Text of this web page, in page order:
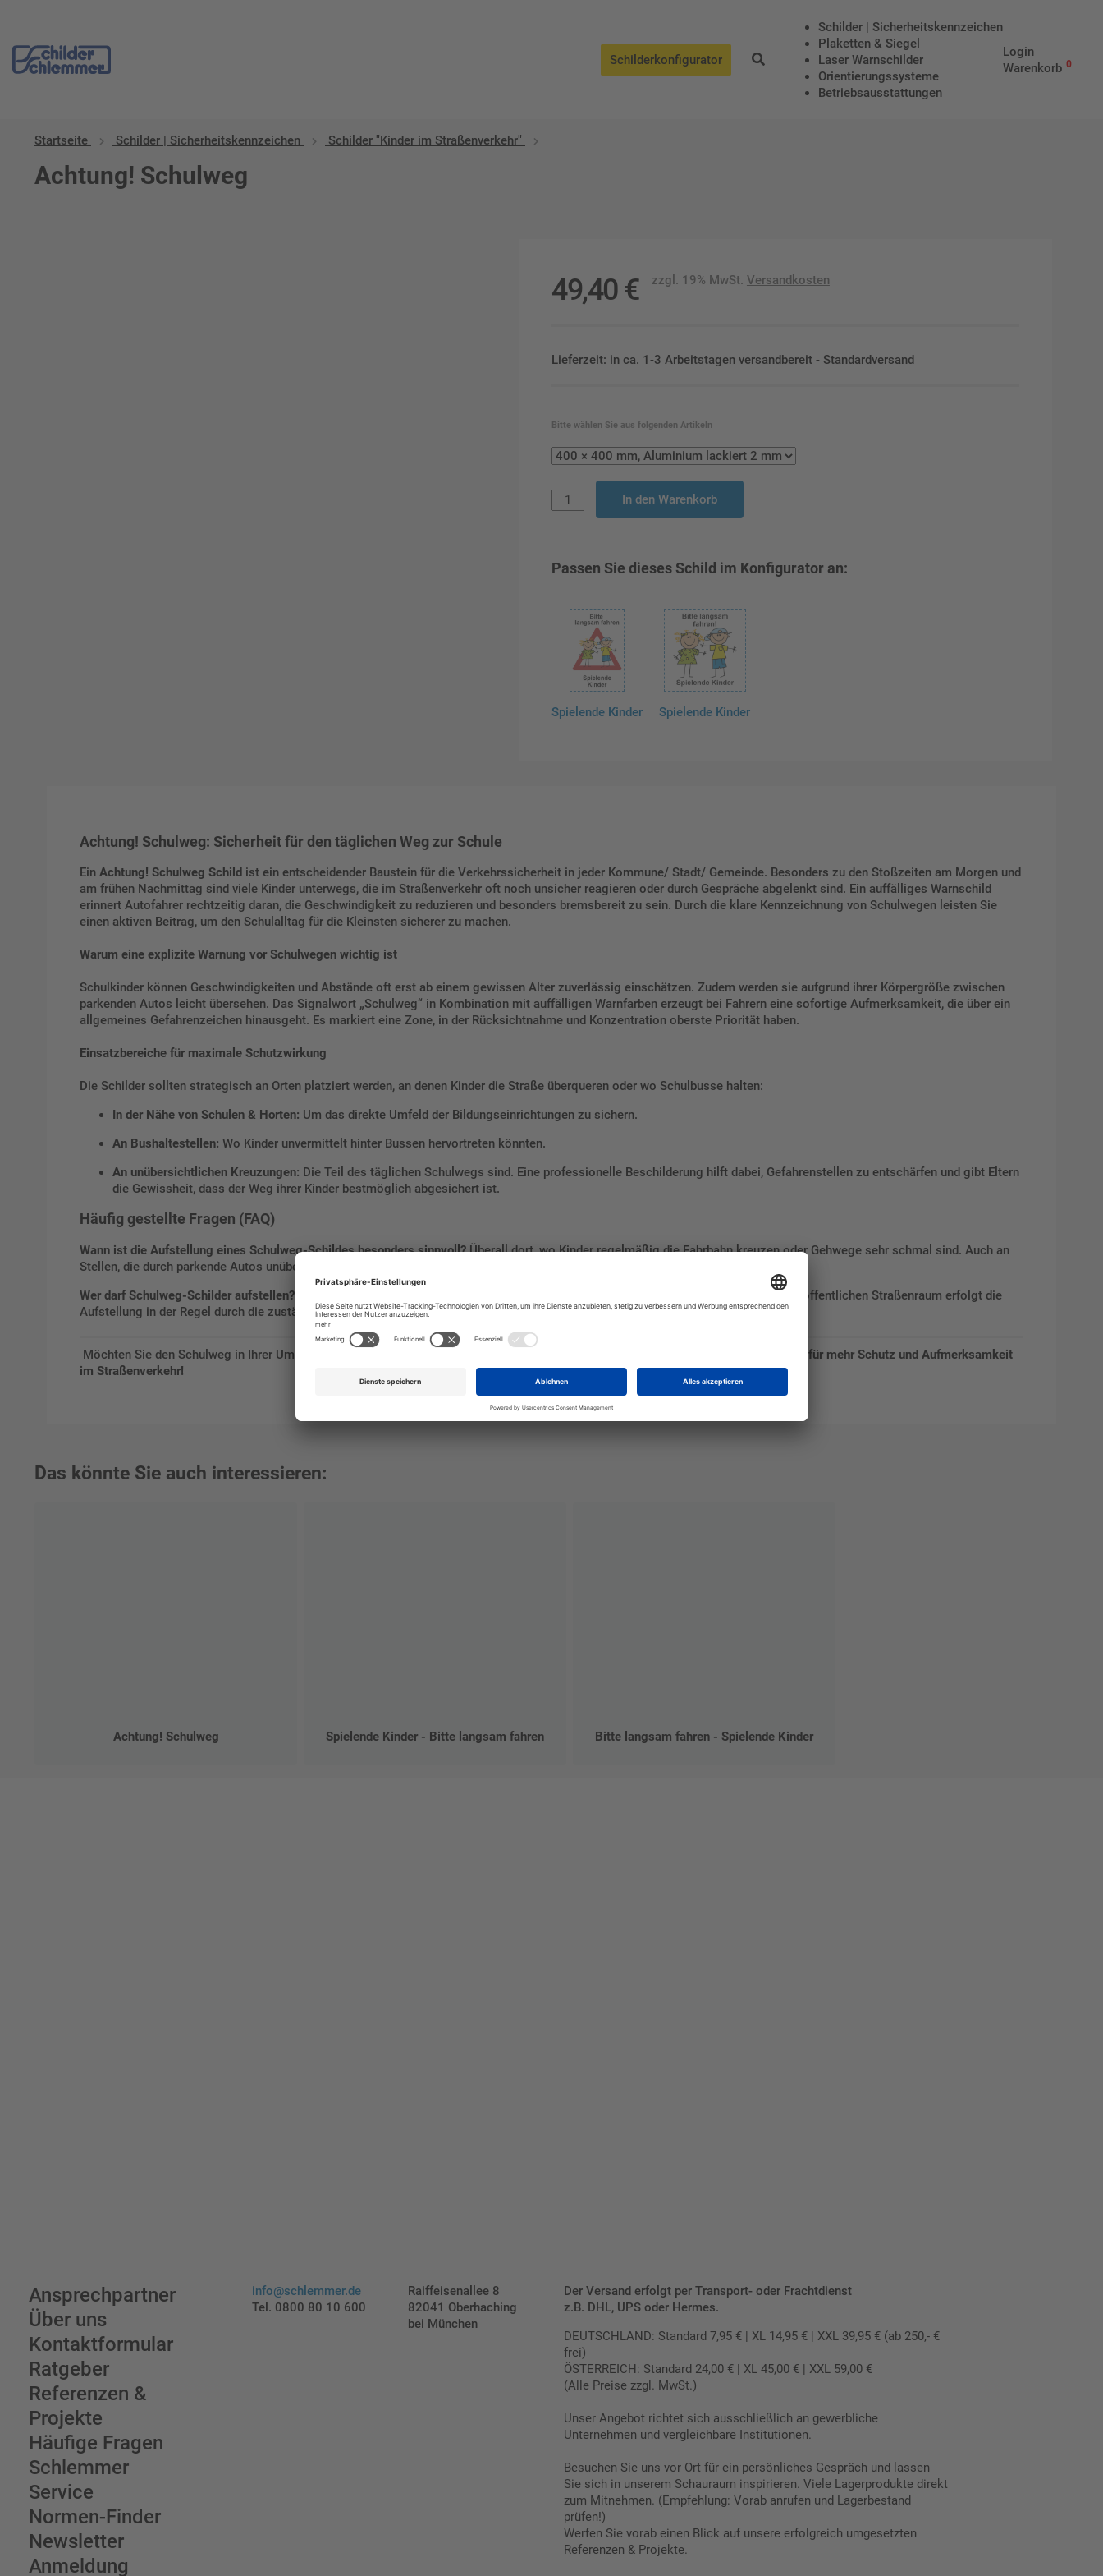
Schilderkonfigurator
Schilder | Sicherheitskennzeichen
Plaketten & Siegel
Laser Warnschilder
Orientierungssysteme
Betriebs­aus­stattungen
Login
Warenkorb 0
Startseite Schilder | Sicherheitskennzeichen Schilder "Kinder im Straßenverkehr"
Achtung! Schulweg
49,40 € zzgl. 19% MwSt. Versandkosten
Lieferzeit: in ca. 1-3 Arbeitstagen versandbereit - Standardversand
Bitte wählen Sie aus folgenden Artikeln
In den Warenkorb
Passen Sie dieses Schild im Konfigurator an:
Spielende Kinder Spielende Kinder
Achtung! Schulweg: Sicherheit für den täglichen Weg zur Schule
Ein Achtung! Schulweg Schild ist ein entscheidender Baustein für die Verkehrssicherheit in jeder Kommune/ Stadt/ Gemeinde. Besonders zu den Stoßzeiten am Morgen und
am frühen Nachmittag sind viele Kinder unterwegs, die im Straßenverkehr oft noch unsicher reagieren oder durch Gespräche abgelenkt sind. Ein auffälliges Warnschild
erinnert Autofahrer rechtzeitig daran, die Geschwindigkeit zu reduzieren und besonders bremsbereit zu sein. Durch die klare Kennzeichnung von Schulwegen leisten Sie
einen aktiven Beitrag, um den Schulalltag für die Kleinsten sicherer zu machen.
Warum eine explizite Warnung vor Schulwegen wichtig ist
Schulkinder können Geschwindigkeiten und Abstände oft erst ab einem gewissen Alter zuverlässig einschätzen. Zudem werden sie aufgrund ihrer Körpergröße zwischen
parkenden Autos leicht übersehen. Das Signalwort „Schulweg“ in Kombination mit auffälligen Warnfarben erzeugt bei Fahrern eine sofortige Aufmerksamkeit, die über ein
allgemeines Gefahrenzeichen hinausgeht. Es markiert eine Zone, in der Rücksichtnahme und Konzentration oberste Priorität haben.
Einsatzbereiche für maximale Schutzwirkung
Die Schilder sollten strategisch an Orten platziert werden, an denen Kinder die Straße überqueren oder wo Schulbusse halten:
In der Nähe von Schulen & Horten: Um das direkte Umfeld der Bildungseinrichtungen zu sichern.
An Bushaltestellen: Wo Kinder unvermittelt hinter Bussen hervortreten könnten.
An unübersichtlichen Kreuzungen: Die Teil des täglichen Schulwegs sind. Eine professionelle Beschilderung hilft dabei, Gefahrenstellen zu entschärfen und gibt Eltern
die Gewissheit, dass der Weg ihrer Kinder bestmöglich abgesichert ist.
Häufig gestellte Fragen (FAQ)
Wann ist die Aufstellung eines Schulweg-Schildes besonders sinnvoll?Überall dort, wo Kinder regelmäßig die Fahrbahn kreuzen oder Gehwege sehr schmal sind. Auch an
Stellen, die durch parkende Autos unübersichtlich werden, ist ein Warnschild dringend zu empfehlen.
Wer darf Schulweg-Schilder aufstellen? Auf privaten Grundstücken oder Firmenarealen können Sie die Schilder selbst montieren. Im öffentlichen Straßenraum erfolgt die
Aufstellung in der Regel durch die zuständige Straßenverkehrsbehörde oder in Absprache mit der Gemeinde.
Möchten Sie den Schulweg in Ihrer Umgebung sicherer gestalten?
Bestellen Sie jetzt Ihr „Achtung! Schulweg“ Schild und sorgen Sie für mehr Schutz und Aufmerksamkeit
im Straßenverkehr!
Das könnte Sie auch interessieren:
Achtung! Schulweg Spielende Kinder - Bitte langsam fahren Bitte langsam fahren - Spielende Kinder
Ansprechpartner
Über uns
Kontaktformular
Ratgeber
Referenzen &
Projekte
Häufige Fragen
Schlemmer
Service
Normen-Finder
Newsletter
Anmeldung
info@schlemmer.de
Tel. 0800 80 10 600
Raiffeisenallee 8
82041 Oberhaching
bei München
Der Versand erfolgt per Transport- oder Frachtdienst
z.B. DHL, UPS oder Hermes.
DEUTSCHLAND: Standard 7,95 € | XL 14,95 € | XXL 39,95 € (ab 250,- €
frei)
ÖSTERREICH: Standard 24,00 € | XL 45,00 € | XXL 59,00 €
(Alle Preise zzgl. MwSt.)
Unser Angebot richtet sich ausschließlich an gewerbliche
Unternehmen und vergleichbare Institutionen.
Besuchen Sie uns vor Ort für ein persönliches Gespräch und lassen
Sie sich in unserem Schauraum inspirieren. Viele Lagerprodukte direkt
zum Mitnehmen. (Empfehlung: Vorab anrufen und Lagerbestand
prüfen!)
Werfen Sie vorab einen Blick auf unsere erfolgreich umgesetzten
Referenzen & Projekte.